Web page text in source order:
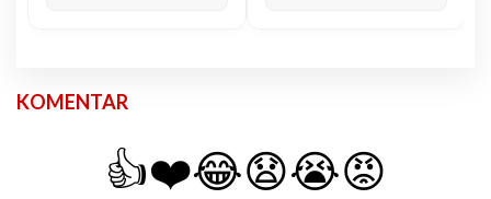
KOMENTAR
👍❤️😂😧😭😡